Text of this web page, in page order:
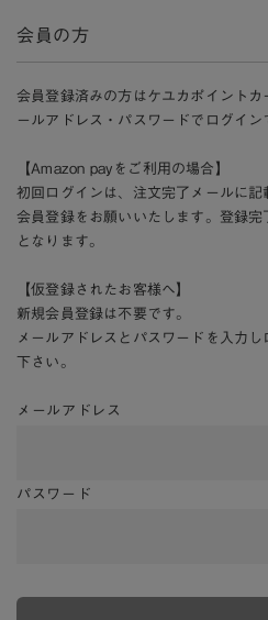
会員の方
会員登録済みの方はケユカポイントカ
ールアドレス・パスワードでログイン
【Amazon payをご利用の場合】
初回ログインは、注文完了メールに記
会員登録をお願いいたします。登録
となります。
【仮登録されたお客様へ】
新規会員登録は不要です。
メールアドレスとパスワードを入力
下さい。
メールアドレス
パスワード